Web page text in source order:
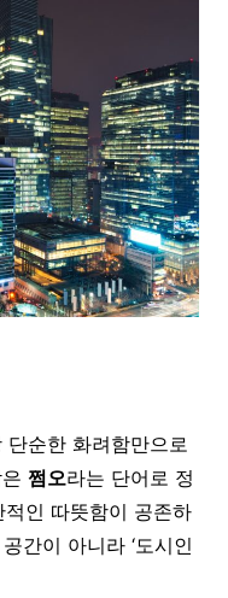
순한 화려함만으로
쩜오라는 단어로 정
인 따뜻함이 공존하
간이 아니라 ‘도시인